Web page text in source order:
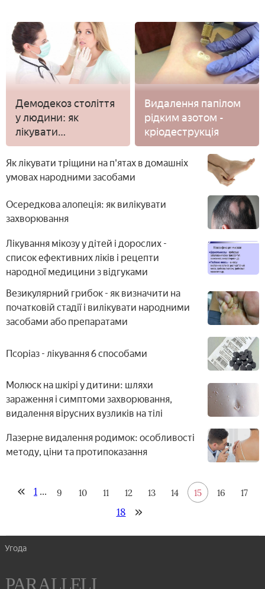
Демодекоз століття
у людини: як
лікувати
препаратами і
народними
засобами
Видалення папілом
рідким азотом -
кріодеструкція
Як лікувати тріщини на п'ятах в домашніх
умовах народними засобами
Осередкова алопеція: як вилікувати
захворювання
Лікування мікозу у дітей і дорослих -
список ефективних ліків і рецепти
народної медицини з відгуками
Везикулярний грибок - як визначити на
початковій стадії і вилікувати народними
засобами або препаратами
Псоріаз - лікування 6 способами
Молюск на шкірі у дитини: шляхи
зараження і симптоми захворювання,
видалення вірусних вузликів на тілі
Лазерне видалення родимок: особливості
методу, ціни та протипоказання
1 ... 9 10 11 12 13 14 15 16 17
18
Угода